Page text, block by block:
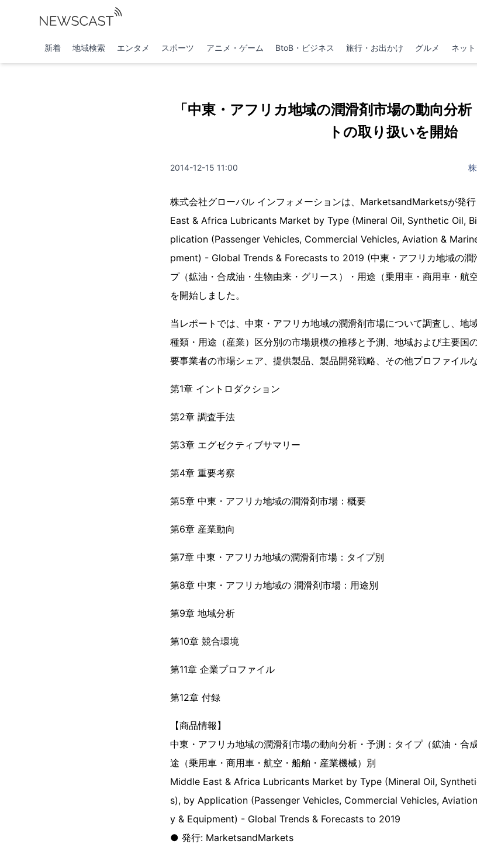
新着 地域検索 エンタメ スポーツ アニメ・ゲーム BtoB・ビジネス 旅行・お出かけ グルメ ネッ
「中東・アフリカ地域の潤滑剤市場の動向分
トの取り扱いを開始
2014-12-15 11:00
株式会社グローバル インフォメーションは、MarketsandMarketsが発
East & Africa Lubricants Market by Type (Mineral Oil, Synthetic Oil,
plication (Passenger Vehicles, Commercial Vehicles, Aviation &
pment) - Global Trends & Forecasts to 2019 (中東・アフリカ地域の潤
プ（鉱油・合成油・生物由来・グリース）・用途（乗用車・商用車・航
を開始しました。
当レポートでは、中東・アフリカ地域の潤滑剤市場について調査し、地
種類・用途（産業）区分別の市場規模の推移と予測、地域および主要国
要事業者の市場シェア、提供製品、製品開発戦略、その他プロファイル
第1章 イントロダクション
第2章 調査手法
第3章 エグゼクティブサマリー
第4章 重要考察
第5章 中東・アフリカ地域の潤滑剤市場：概要
第6章 産業動向
第7章 中東・アフリカ地域の潤滑剤市場：タイプ別
第8章 中東・アフリカ地域の 潤滑剤市場：用途別
第9章 地域分析
第10章 競合環境
第11章 企業プロファイル
第12章 付録
【商品情報】
中東・アフリカ地域の潤滑剤市場の動向分析・予測：タイプ（鉱油・合
途（乗用車・商用車・航空・船舶・産業機械）別
Middle East & Africa Lubricants Market by Type (Mineral Oil,
s), by Application (Passenger Vehicles, Commercial Vehicles,
y & Equipment) - Global Trends & Forecasts to 2019
● 発行: MarketsandMarkets